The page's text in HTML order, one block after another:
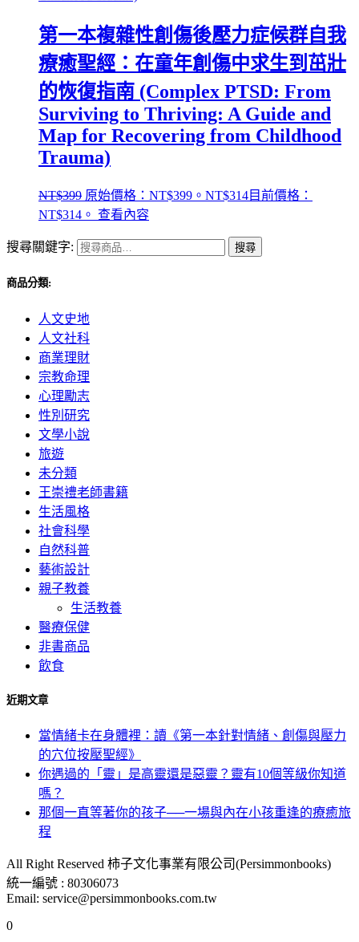
第一本複雜性創傷後壓力症候群自我
療癒聖經：在童年創傷中求生到茁壯
的恢復指南 (Complex PTSD: From
Surviving to Thriving: A Guide and
Map for Recovering from Childhood
Trauma)
NT$399 原始價格：NT$399。 NT$314目前價格：
NT$314。 查看內容
搜尋關鍵字: 搜尋
商品分類:
人文史地
人文社科
商業理財
宗教命理
心理勵志
性別研究
文學小說
旅遊
未分類
王崇禮老師書籍
生活風格
社會科學
自然科普
藝術設計
親子教養
生活教養
醫療保健
非書商品
飲食
近期文章
當情緒卡在身體裡：讀《第一本針對情緒、創傷與壓力
的穴位按壓聖經》
你遇過的「靈」是高靈還是惡靈？靈有10個等級你知道
嗎？
那個一直等著你的孩子──一場與內在小孩重逢的療癒旅
程
All Right Reserved 柿子文化事業有限公司(Persimmonbooks)
統一編號 : 80306073
Email: service@persimmonbooks.com.tw
0